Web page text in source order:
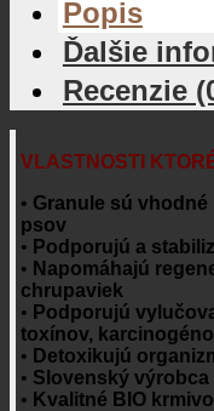
Popis
Ďalšie
Recenzie
VLASTNOSTI
• Granule sú
psov
• Podporujú a
• Napomáhajú
chrupaviek
• Podporujú
toxínov,
• Detoxikujú
• Slovenský výrobca
• Kvalitné BIO krmivo